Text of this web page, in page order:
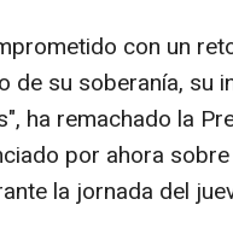
con un
de su soberanía, su
ha remachado la
por ahora
la jornada del